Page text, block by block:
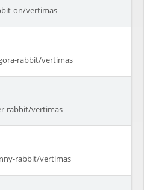
on/vertimas
rabbit/vertimas
rabbit/vertimas
rabbit/vertimas